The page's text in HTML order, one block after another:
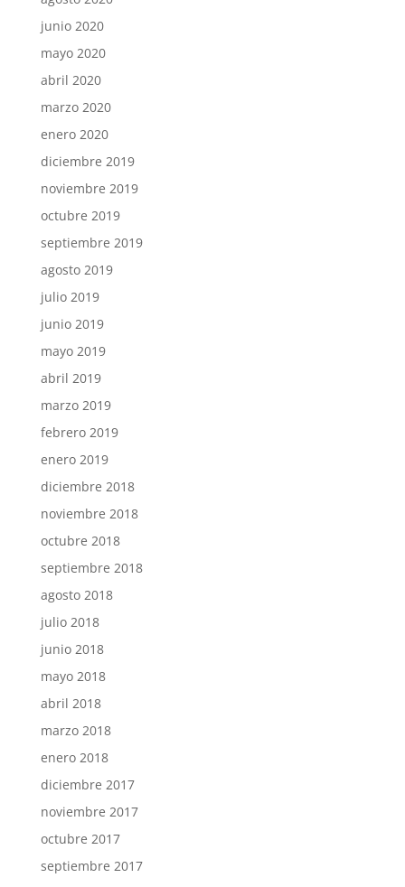
junio 2020
mayo 2020
abril 2020
marzo 2020
enero 2020
diciembre 2019
noviembre 2019
octubre 2019
septiembre 2019
agosto 2019
julio 2019
junio 2019
mayo 2019
abril 2019
marzo 2019
febrero 2019
enero 2019
diciembre 2018
noviembre 2018
octubre 2018
septiembre 2018
agosto 2018
julio 2018
junio 2018
mayo 2018
abril 2018
marzo 2018
enero 2018
diciembre 2017
noviembre 2017
octubre 2017
septiembre 2017